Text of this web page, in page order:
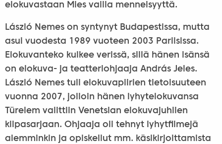
elokuvastaan Mies vailla menneisyyttä.
László Nemes on syntynyt Budapestissa, mutta
asui vuodesta 1989 vuoteen 2003 Pariisissa.
Elokuvanteko kulkee verissä, sillä hänen isänsä
on elokuva- ja teatteriohjaaja András Jeles.
László Nemes tuli elokuvapiirien tietoisuuteen
vuonna 2007, jolloin hänen lyhytelokuvansa
Türelem valittiin Venetsian elokuvajuhlien
kilpasarjaan. Ohjaaja oli tehnyt lyhytfilmejä
aiemminkin ja opiskellut mm. käsikirjoittamista